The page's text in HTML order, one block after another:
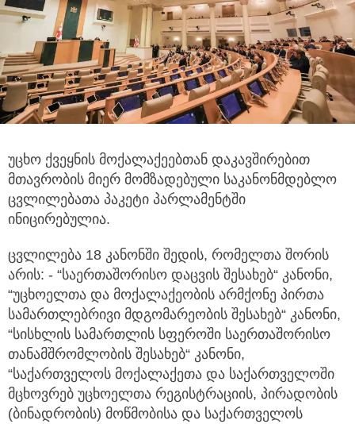
უცხო ქვეყნის მოქალაქეებთან დაკავშირებით
მთავრობის მიერ მომზადებული საკანონმდებლო
ცვლილებათა პაკეტი პარლამენტში
ინიცირებულია.
ცვლილება 18 კანონში შედის, რომელთა შორის
არის: - “საერთაშორისო დაცვის შესახებ“ კანონი,
“უცხოელთა და მოქალაქეობის არმქონე პირთა
სამართლებრივი მდგომარეობის შესახებ“ კანონი,
“სისხლის სამართლის სფეროში საერთაშორისო
თანამშრომლობის შესახებ“ კანონი,
“საქართველოს მოქალაქეთა და საქართველოში
მცხოვრებ უცხოელთა რეგისტრაციის, პირადობის
(ბინადრობის) მოწმობისა და საქართველოს